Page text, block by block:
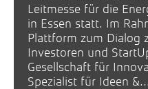
Leitmesse für die
in Essen statt. Im
Plattform zum Dialog
Investoren und
Gesellschaft für
Spezialist für Ideen &...